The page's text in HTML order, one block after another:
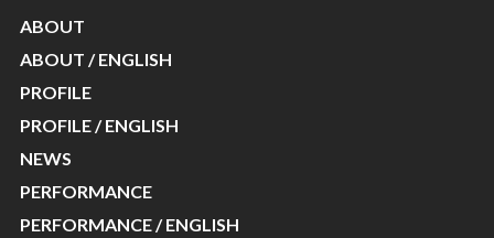
ABOUT
ABOUT / ENGLISH
PROFILE
PROFILE / ENGLISH
NEWS
PERFORMANCE
PERFORMANCE / ENGLISH